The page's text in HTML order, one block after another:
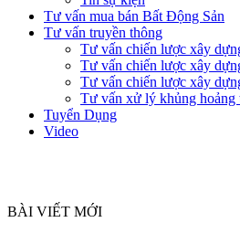
Tư vấn mua bán Bất Động Sản
Tư vấn truyền thông
Tư vấn chiến lược xây
Tư vấn chiến lược xây
Tư vấn chiến lược xây
Tư vấn xử lý khủng hoảng
Tuyển Dụng
Video
BÀI VIẾT MỚI